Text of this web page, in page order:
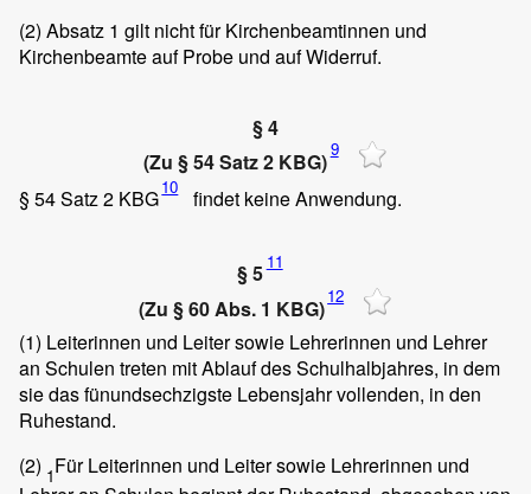
(2) Absatz 1 gilt nicht für Kirchenbeamtinnen und
Kirchenbeamte auf Probe und auf Widerruf.
§ 4
(Zu § 54 Satz 2 KBG)9
§ 54 Satz 2 KBG10 findet keine Anwendung.
§ 5 11
(Zu § 60 Abs. 1 KBG)12
(1) Leiterinnen und Leiter sowie Lehrerinnen und Lehrer
an Schulen treten mit Ablauf des Schulhalbjahres, in dem
sie das fünundsechzigste Lebensjahr vollenden, in den
Ruhestand.
(2) 1Für Leiterinnen und Leiter sowie Lehrerinnen und